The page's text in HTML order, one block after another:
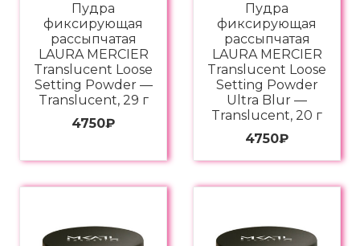
Пудра
фиксирующая
рассыпчатая
LAURA MERCIER
Translucent Loose
Setting Powder —
Translucent, 29 г
4750₽
Пудра
фиксирующая
рассыпчатая
LAURA MERCIER
Translucent Loose
Setting Powder
Ultra Blur —
Translucent, 20 г
4750₽